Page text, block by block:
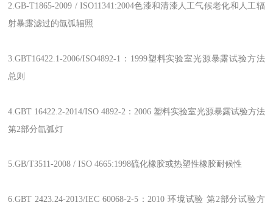
2.GB-T1865-2009 / ISO11341:2004色漆和清漆人工气候老化和人工辐
射暴露滤过的氙弧辐照
3.GBT16422.1-2006/ISO4892-1：1999塑料实验室光源暴露试验方法
总则
4.GBT 16422.2-2014/ISO 4892-2：2006 塑料实验室光源暴露试验方法
第2部分氙弧灯
5.GB/T3511-2008 / ISO 4665:1998硫化橡胶或热塑性橡胶耐候性
6.GBT 2423.24-2013/IEC 60068-2-5：2010 环境试验 第2部分试验方